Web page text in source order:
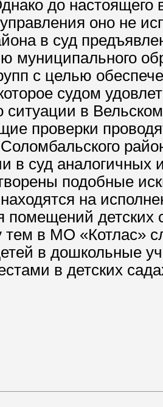
до
оно не
в суд
муниципального
с целью
судом
в
проверки
в суд аналогичных
подобные
на
помещений детских
в МО «Котлас»
в дошкольные
в детских